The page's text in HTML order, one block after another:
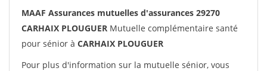
MAAF Assurances mutuelles d'assurances 29270
CARHAIX PLOUGUER Mutuelle complémentaire santé
pour sénior à CARHAIX PLOUGUER
Pour plus d'information sur la mutuelle sénior, vous